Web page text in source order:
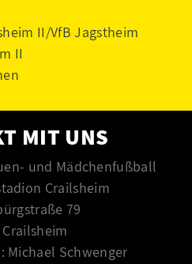
II/VfB Jagstheim
II
MIT UNS
und Mädchenfußball
Crailsheim
79
Michael Schwenger